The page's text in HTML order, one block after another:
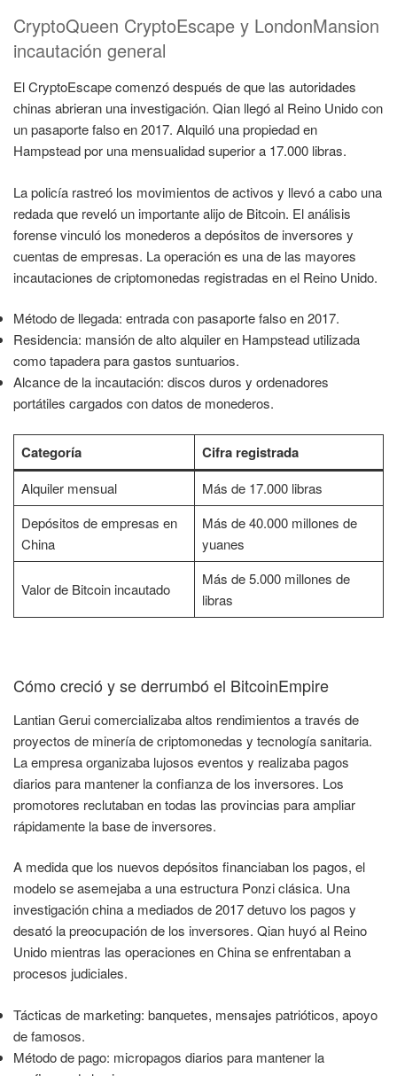
CryptoQueen CryptoEscape y LondonMansion
incautación general
El CryptoEscape comenzó después de que las autoridades
chinas abrieran una investigación. Qian llegó al Reino Unido con
un pasaporte falso en 2017. Alquiló una propiedad en
Hampstead por una mensualidad superior a 17.000 libras.
La policía rastreó los movimientos de activos y llevó a cabo una
redada que reveló un importante alijo de Bitcoin. El análisis
forense vinculó los monederos a depósitos de inversores y
cuentas de empresas. La operación es una de las mayores
incautaciones de criptomonedas registradas en el Reino Unido.
Método de llegada: entrada con pasaporte falso en 2017.
Residencia: mansión de alto alquiler en Hampstead utilizada
como tapadera para gastos suntuarios.
Alcance de la incautación: discos duros y ordenadores
portátiles cargados con datos de monederos.
Categoría Cifra registrada
Alquiler mensual
Más de 17.000 libras
Depósitos de empresas en
China
Más de 40.000 millones de
yuanes
Valor de Bitcoin incautado
Más de 5.000 millones de
libras
Cómo creció y se derrumbó el BitcoinEmpire
Lantian Gerui comercializaba altos rendimientos a través de
proyectos de minería de criptomonedas y tecnología sanitaria.
La empresa organizaba lujosos eventos y realizaba pagos
diarios para mantener la confianza de los inversores. Los
promotores reclutaban en todas las provincias para ampliar
rápidamente la base de inversores.
A medida que los nuevos depósitos financiaban los pagos, el
modelo se asemejaba a una estructura Ponzi clásica. Una
investigación china a mediados de 2017 detuvo los pagos y
desató la preocupación de los inversores. Qian huyó al Reino
Unido mientras las operaciones en China se enfrentaban a
procesos judiciales.
Tácticas de marketing: banquetes, mensajes patrióticos, apoyo
de famosos.
Método de pago: micropagos diarios para mantener la